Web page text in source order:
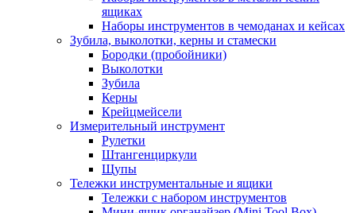
ящиках
Наборы инструментов в чемоданах и кейсах
Зубила, выколотки, керны и стамески
Бородки (пробойники)
Выколотки
Зубила
Керны
Крейцмейсели
Измерительный инструмент
Рулетки
Штангенциркули
Щупы
Тележки инструментальные и ящики
Тележки с набором инструментов